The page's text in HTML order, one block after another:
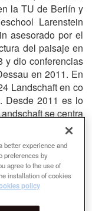
la TU de Berlín y
Larenstein
asesorado por el
del paisaje en
y dio conferencias
en 2011. En
Landschaft en co
Desde 2011 es lo
se centra
nacionales e
Es miembro
de diseño.
Landschaft fue
del Paisaje de
better experience and
preferences by
agree to the use of
installation of cookies
policy